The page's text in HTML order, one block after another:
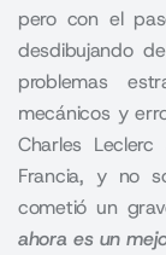
pero con el
desdibujando
problemas
mecánicos y
Charles
Francia, y no
cometió un
ahora es un